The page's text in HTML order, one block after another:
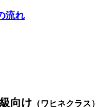
流れ
向け （ワヒネクラス）